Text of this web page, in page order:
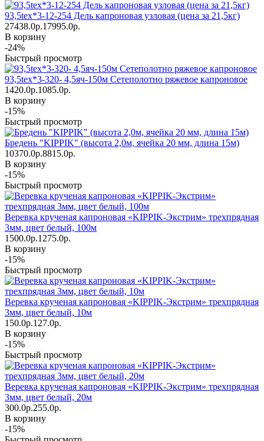
93,5tex*3-12-254 Дель капроновая узловая (цена за 21,5кг)
27438.0р.17995.0р.
В корзину
-24%
Быстрый просмотр
93,5tex*3-320- 4,5яч-150м Сетеполотно ряжевое капроновое
1420.0р.1085.0р.
В корзину
-15%
Быстрый просмотр
Бредень "KIPPIK" (высота 2,0м, ячейка 20 мм, длина 15м)
10370.0р.8815.0р.
В корзину
-15%
Быстрый просмотр
Веревка крученая капроновая «KIPPIK-Экстрим» трехпрядная
3мм, цвет белый, 100м
1500.0р.1275.0р.
В корзину
-15%
Быстрый просмотр
Веревка крученая капроновая «KIPPIK-Экстрим» трехпрядная
3мм, цвет белый, 10м
150.0р.127.0р.
В корзину
-15%
Быстрый просмотр
Веревка крученая капроновая «KIPPIK-Экстрим» трехпрядная
3мм, цвет белый, 20м
300.0р.255.0р.
В корзину
-15%